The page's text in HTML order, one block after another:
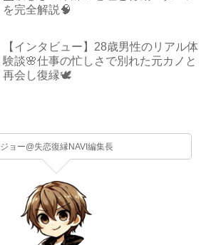
を完全解説🧠
【インタビュー】28歳男性のリアル体
験談🌸仕事の忙しさで別れた元カノと
再会し復縁🕊️
ジョー@失恋復縁NAVI編集長